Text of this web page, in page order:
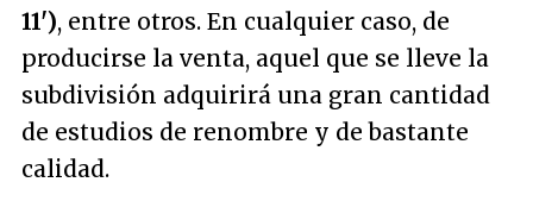
11'), entre otros. En cualquier caso, de
producirse la venta, aquel que se lleve la
subdivisión adquirirá una gran cantidad
de estudios de renombre y de bastante
calidad.